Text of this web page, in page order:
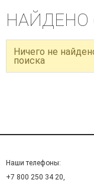
НАЙДЕНО
Ничего не
поиска
Наши телефоны:
+7 800 250 34 20,